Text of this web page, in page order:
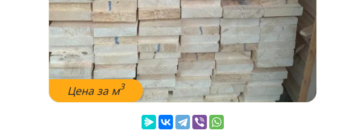
Цена за м3